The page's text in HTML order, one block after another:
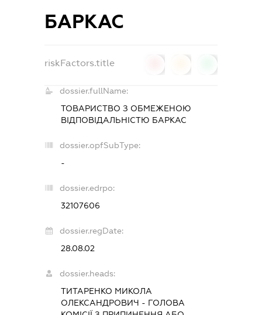
БАРКАС
riskFactors.title
dossier.fullName:
ТОВАРИСТВО З ОБМЕЖЕНОЮ
ВІДПОВІДАЛЬНІСТЮ БАРКАС
dossier.opfSubType:
-
dossier.edrpo:
32107606
dossier.regDate:
28.08.02
dossier.heads:
ТИТАРЕНКО МИКОЛА
ОЛЕКСАНДРОВИЧ - ГОЛОВА